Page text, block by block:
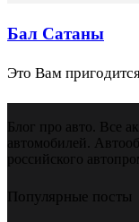
Бал Сатаны
Это Вам
Блог про авто. Все
автомобилей.
российского
Популярные посты